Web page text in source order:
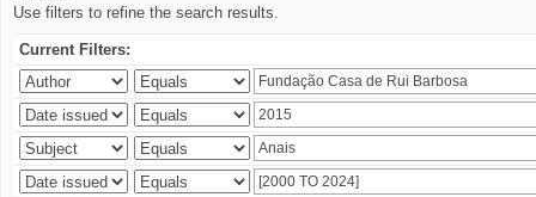
Use filters to refine the search results.
Current Filters: